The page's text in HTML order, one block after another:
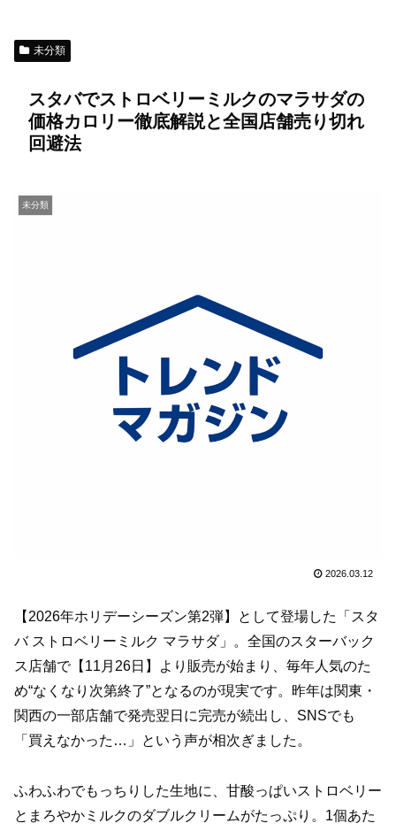
未分類
スタバでストロベリーミルクのマラサダの
価格カロリー徹底解説と全国店舗売り切れ
回避法
未分類
2026.03.12
【2026年ホリデーシーズン第2弾】として登場した「スタ
バ ストロベリーミルク マラサダ」。全国のスターバック
ス店舗で【11月26日】より販売が始まり、毎年人気のた
め“なくなり次第終了”となるのが現実です。昨年は関東・
関西の一部店舗で発売翌日に完売が続出し、SNSでも
「買えなかった…」という声が相次ぎました。
ふわふわでもっちりした生地に、甘酸っぱいストロベリー
とまろやかミルクのダブルクリームがたっぷり。1個あた